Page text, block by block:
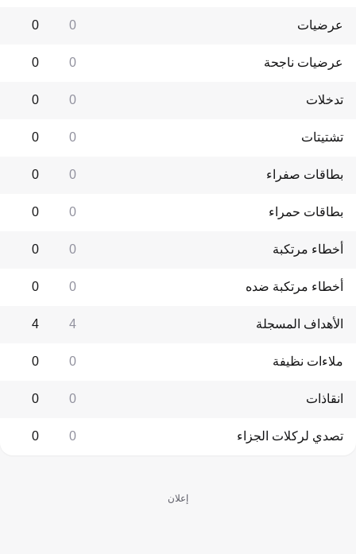
عرضيات 0
0
عرضيات ناجحة 0
0
تدخلات 0
0
تشتيتات 0
0
بطاقات صفراء 0
0
بطاقات حمراء 0
0
أخطاء مرتكبة 0
0
أخطاء مرتكبة ضده 0
0
الأهداف المسجلة 4
4
ملاءات نظيفة 0
0
انقاذات 0
0
تصدي لركلات الجزاء 0
0
إعلان